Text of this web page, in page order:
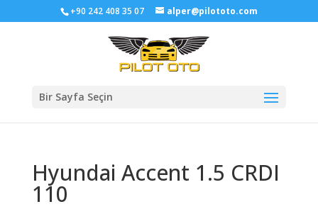
+90 242 408 35 07 alper@pilototo.com
Bir Sayfa Seçin
Hyundai Accent 1.5 CRDI
110